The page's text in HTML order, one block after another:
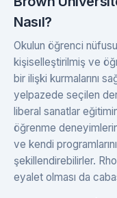
Nasıl?
Okulun öğrenci
kişiselleştirilmiş ve
bir ilişki kurmalarını
yelpazede seçilen
liberal sanatlar
öğrenme
ve kendi
şekillendirebilirler.
eyalet olması da